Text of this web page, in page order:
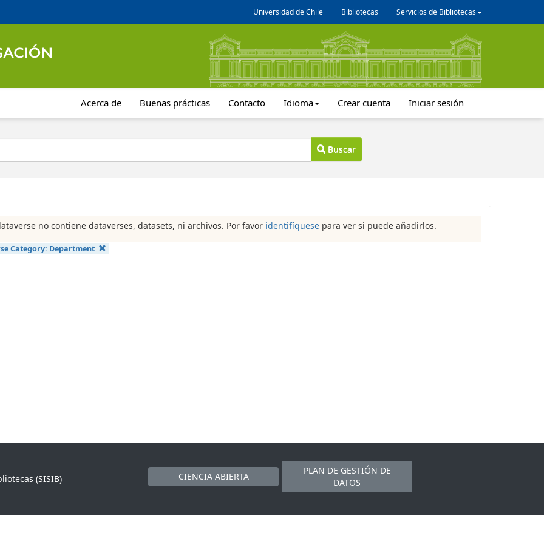
Universidad de Chile Bibliotecas Servicios de Bibliotecas
Acerca de Buenas prácticas Contacto Idioma Crear cuenta Iniciar sesión
Buscar
no contiene dataverses, datasets, ni archivos. Por favor identifíquese para ver si puede añadirlos.
Category: Department
(SISIB)
CIENCIA ABIERTA
PLAN DE GESTIÓN DE
DATOS